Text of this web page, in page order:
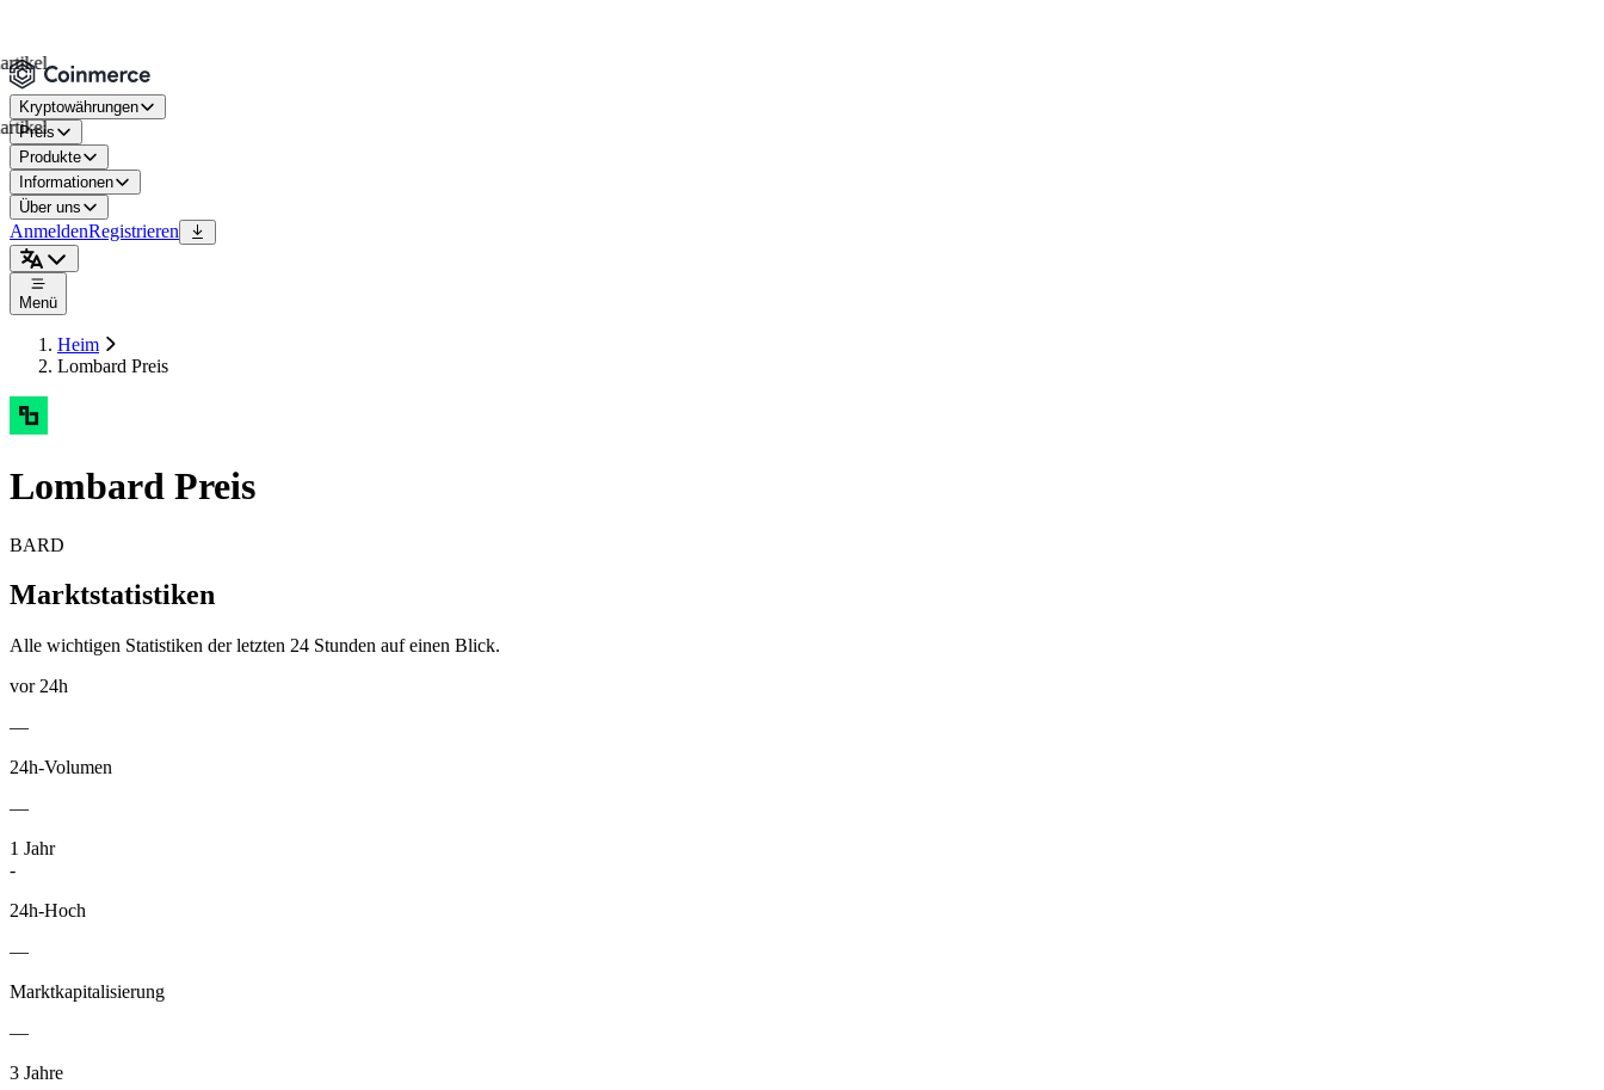
Kryptowährungen
Preis
Produkte
Informationen
Über uns
AnmeldenRegistrieren
Menü
Heim
Lombard Preis
Lombard Preis
BARD
Marktstatistiken
Alle wichtigen Statistiken der letzten 24 Stunden auf einen Blick.
vor 24h
—
24h-Volumen
—
1 Jahr
-
24h-Hoch
—
Marktkapitalisierung
—
3 Jahre